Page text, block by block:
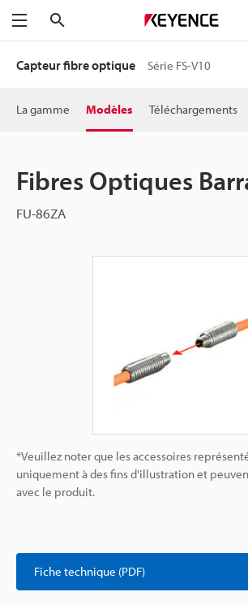
Menu
Capteur fibre optique Série FS-V10
La gamme Modèles Téléchargements
Fibres Optiques
FU-86ZA
*Veuillez noter que les accessoires
uniquement à des fins d'illustration et
avec le produit.
Fiche technique (PDF)